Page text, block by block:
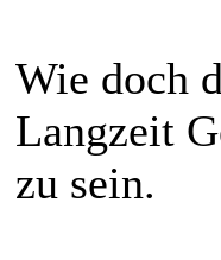
Wie doch
Langzeit
zu sein.